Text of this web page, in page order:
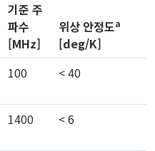
기준 주
파수
[MHz]
위상 안정도a
[deg/K]
100 < 40
1400 < 6